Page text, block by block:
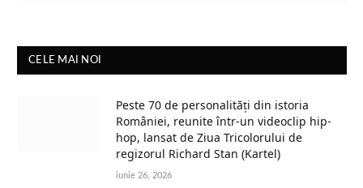
CELE MAI NOI
Peste 70 de personalități din istoria
României, reunite într-un videoclip hip-
hop, lansat de Ziua Tricolorului de
regizorul Richard Stan (Kartel)
iunie 26, 2026